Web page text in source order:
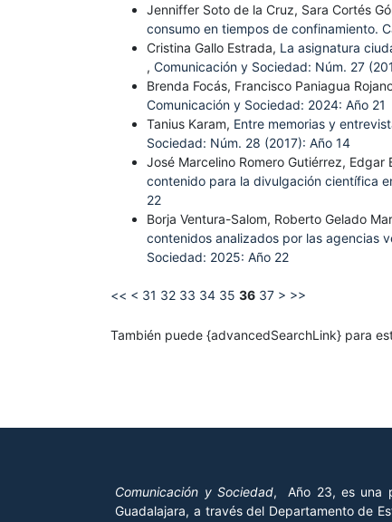
Jenniffer Soto de la Cruz, Sara Cortés
consumo en tiempos de confinamiento.
Cristina Gallo Estrada, La asignatura
, Comunicación y Sociedad: Núm. 27
Brenda Focás, Francisco Paniagua
Comunicación y Sociedad: 2024: Año 21
Tanius Karam, Entre memorias y
Sociedad: Núm. 28 (2017): Año 14
José Marcelino Romero Gutiérrez,
contenido para la divulgación científica
22
Borja Ventura-Salom, Roberto Gelado
contenidos analizados por las agencias
Sociedad: 2025: Año 22
<< < 31 32 33 34 35 36 37 > >>
También puede {advancedSearchLink} para
Comunicación y Sociedad, Año 23, es una
Guadalajara, a través del Departamento de